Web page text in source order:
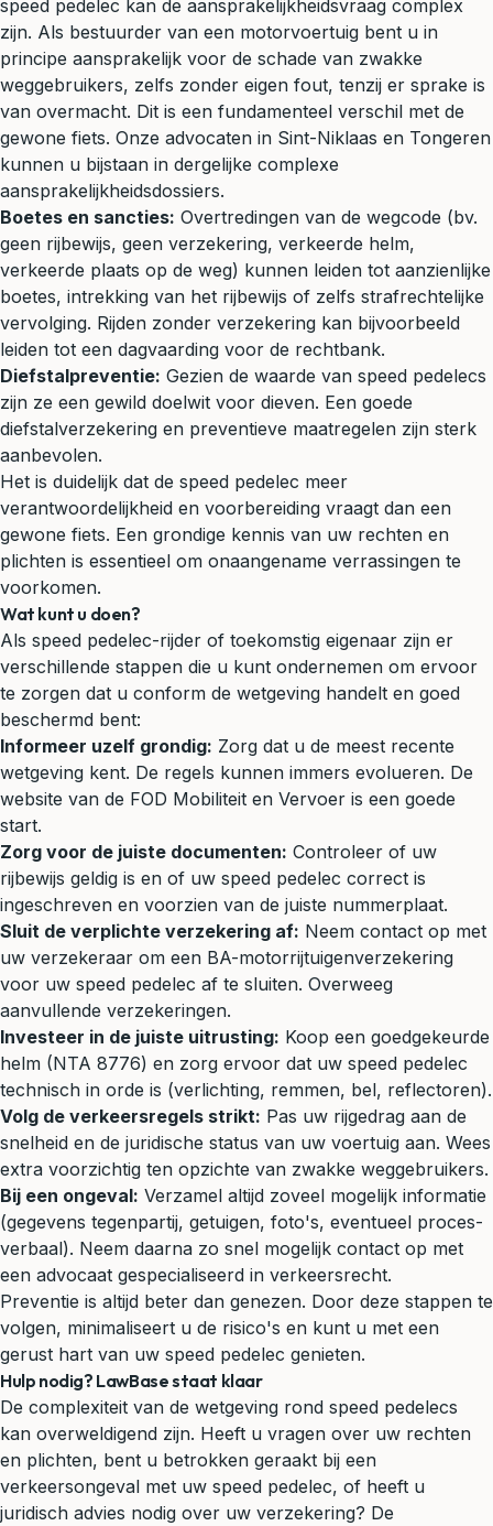
speed pedelec kan de aansprakelijkheidsvraag complex
zijn. Als bestuurder van een motorvoertuig bent u in
principe aansprakelijk voor de schade van zwakke
weggebruikers, zelfs zonder eigen fout, tenzij er sprake is
van overmacht. Dit is een fundamenteel verschil met de
gewone fiets. Onze advocaten in Sint-Niklaas en Tongeren
kunnen u bijstaan in dergelijke complexe
aansprakelijkheidsdossiers.
Boetes en sancties: Overtredingen van de wegcode (bv.
geen rijbewijs, geen verzekering, verkeerde helm,
verkeerde plaats op de weg) kunnen leiden tot aanzienlijke
boetes, intrekking van het rijbewijs of zelfs strafrechtelijke
vervolging. Rijden zonder verzekering kan bijvoorbeeld
leiden tot een dagvaarding voor de rechtbank.
Diefstalpreventie: Gezien de waarde van speed pedelecs
zijn ze een gewild doelwit voor dieven. Een goede
diefstalverzekering en preventieve maatregelen zijn sterk
aanbevolen.
Het is duidelijk dat de speed pedelec meer
verantwoordelijkheid en voorbereiding vraagt dan een
gewone fiets. Een grondige kennis van uw rechten en
plichten is essentieel om onaangename verrassingen te
voorkomen.
Wat kunt u doen?
Als speed pedelec-rijder of toekomstig eigenaar zijn er
verschillende stappen die u kunt ondernemen om ervoor
te zorgen dat u conform de wetgeving handelt en goed
beschermd bent:
Informeer uzelf grondig: Zorg dat u de meest recente
wetgeving kent. De regels kunnen immers evolueren. De
website van de FOD Mobiliteit en Vervoer is een goede
start.
Zorg voor de juiste documenten: Controleer of uw
rijbewijs geldig is en of uw speed pedelec correct is
ingeschreven en voorzien van de juiste nummerplaat.
Sluit de verplichte verzekering af: Neem contact op met
uw verzekeraar om een BA-motorrijtuigenverzekering
voor uw speed pedelec af te sluiten. Overweeg
aanvullende verzekeringen.
Investeer in de juiste uitrusting: Koop een goedgekeurde
helm (NTA 8776) en zorg ervoor dat uw speed pedelec
technisch in orde is (verlichting, remmen, bel, reflectoren).
Volg de verkeersregels strikt: Pas uw rijgedrag aan de
snelheid en de juridische status van uw voertuig aan. Wees
extra voorzichtig ten opzichte van zwakke weggebruikers.
Bij een ongeval: Verzamel altijd zoveel mogelijk informatie
(gegevens tegenpartij, getuigen, foto's, eventueel proces-
verbaal). Neem daarna zo snel mogelijk contact op met
een advocaat gespecialiseerd in verkeersrecht.
Preventie is altijd beter dan genezen. Door deze stappen te
volgen, minimaliseert u de risico's en kunt u met een
gerust hart van uw speed pedelec genieten.
Hulp nodig? LawBase staat klaar
De complexiteit van de wetgeving rond speed pedelecs
kan overweldigend zijn. Heeft u vragen over uw rechten
en plichten, bent u betrokken geraakt bij een
verkeersongeval met uw speed pedelec, of heeft u
juridisch advies nodig over uw verzekering? De